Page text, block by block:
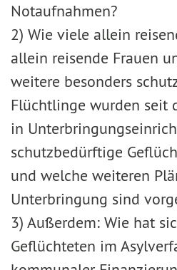
Notaufnahmen?
2) Wie viele allein
allein reisende Frauen
weitere besonders
Flüchtlinge wurden seit
in
schutzbedürftige
und welche weiteren
Unterbringung sind
3) Außerdem: Wie hat
Geflüchteten im